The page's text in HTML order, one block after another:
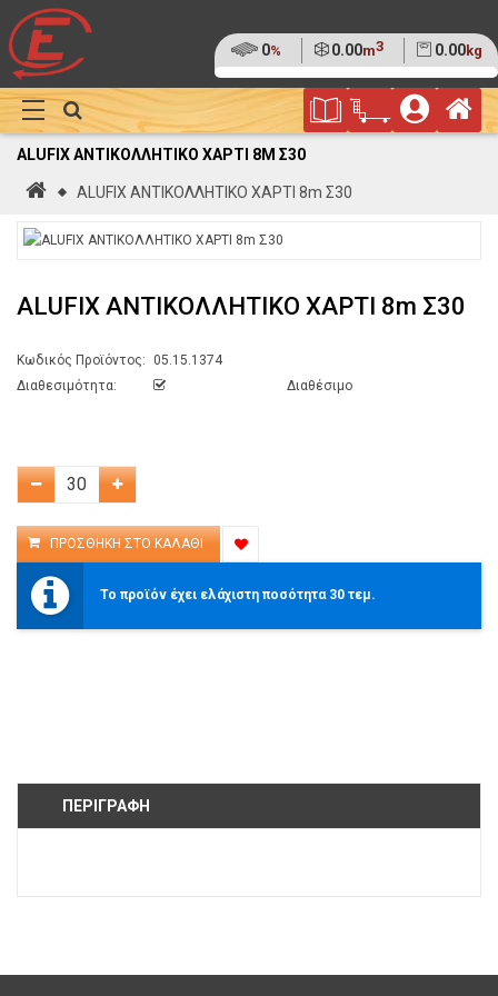
Ποσοστό
της
παλέτας
0% Όγκος
0.00m3 Βάρος
0.00kg
(0%)
Φυλλάδιο
Προσφορών
Show
Megamenu
ALUFIX ΑΝΤΙΚΟΛΛΗΤΙΚΟ ΧΑΡΤΙ 8M Σ30
ΑρχικήALUFIX ΑΝΤΙΚΟΛΛΗΤΙΚΟ ΧΑΡΤΙ 8m Σ30
ALUFIX ΑΝΤΙΚΟΛΛΗΤΙΚΟ ΧΑΡΤΙ 8m Σ30
Κωδικός Προϊόντος:
05.15.1374
Διαθεσιμότητα:
Διαθέσιμο
Το προϊόν έχει ελάχιστη ποσότητα 30 τεμ.
ΠΕΡΙΓΡΑΦΉ